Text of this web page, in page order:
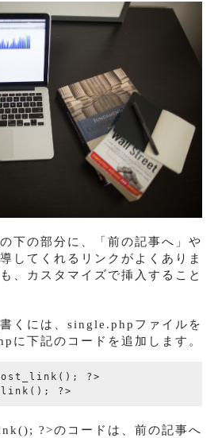
下の部分に、「前の記事へ」や
してくれるリンクがよくありま
、カスタマイズで挿入すること
くには、single.phpファイルを
に下記のコードを追加します。
?>
?>のコードは、前の記事へ